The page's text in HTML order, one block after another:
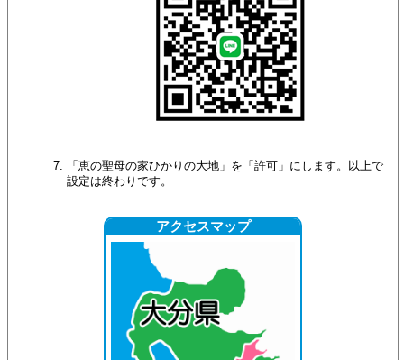
「恵の聖母の家ひかりの大地」を「許可」にします。以上で
設定は終わりです。
アクセスマップ